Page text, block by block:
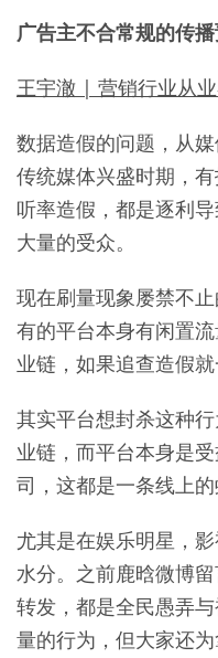
广告主不合常规的传
王宇澈 | 营销行业从
数据造假的问题，从媒
传统媒体兴盛时期，
听率造假，都是逐利
大量的受众。
现在刷量现象屡禁不
有的平台本身有闲置
业链，如果追查造假就
其实平台想封杀这种
业链，而平台本身是
司，这都是一条线上的
尤其是在娱乐明星，
水分。之前鹿晗微博
转发，都是全民愚弄
量的行为，但大家还